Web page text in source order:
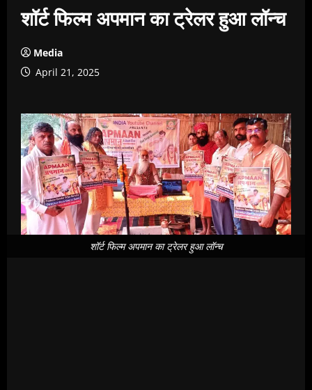
शॉर्ट फिल्म अपमान का ट्रेलर हुआ लॉन्च
Media
April 21, 2025
शॉर्ट फिल्म अपमान का ट्रेलर हुआ लॉन्च